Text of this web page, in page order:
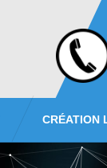
CRÉATION